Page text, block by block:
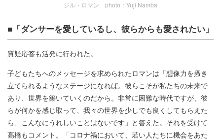
ジル・ロマン photo：Yuji Namba
■「ダンサーを愛しているし、彼らからも愛されたい」
質疑応答も活発に行われた。
子どもたちへのメッセージを求められたロマンは「想像力を搔き
立てられるようなステージになれば。彼らこそが私たちの未来で
あり、世界を築いていくのだから。非常に困難な時代ですが、彼
らが何かを感じ取って、我々の世界を少しでも良くしてもらえた
ら、こんなにうれしいことはないです」と答えた。それを受けて
髙橋もコメント。「コロナ禍において、若い人たちに機会をあた